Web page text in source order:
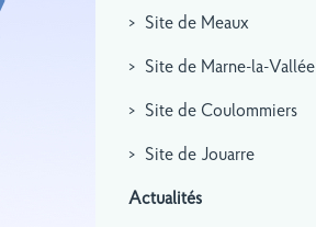
Site de Meaux
Site de Marne-la-Vallée
Site de Coulommiers
Site de Jouarre
Actualités